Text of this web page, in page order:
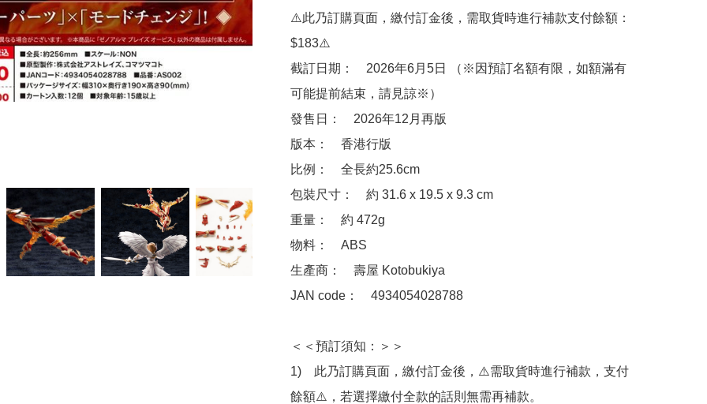
⚠️此乃訂購頁面，繳付訂金後，需取貨時進行補款支付餘額：
$183⚠️
截訂日期：　2026年6月5日 （※因預訂名額有限，如額滿有
可能提前結束，請見諒※）
發售日：　2026年12月再版
版本：　香港行版
比例：　全長約25.6cm
包裝尺寸：　約 31.6 x 19.5 x 9.3 cm
重量：　約 472g
物料：　ABS
生產商：　壽屋 Kotobukiya
JAN code：　4934054028788
＜＜預訂須知：＞＞
1)　此乃訂購頁面，繳付訂金後，⚠️需取貨時進行補款，支付
餘額⚠️，若選擇繳付全款的話則無需再補款。